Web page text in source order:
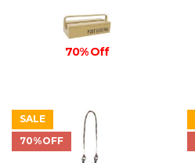
70% Off
SALE
70%OFF